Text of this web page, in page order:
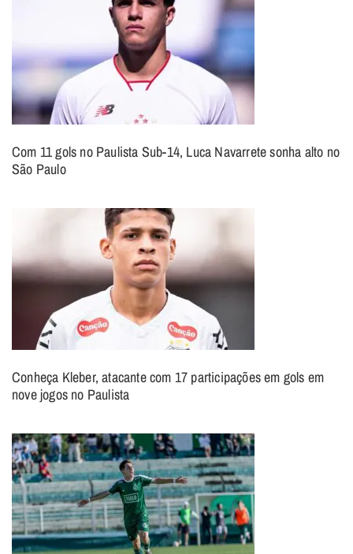
Com 11 gols no Paulista Sub-14, Luca Navarrete sonha alto no
São Paulo
Conheça Kleber, atacante com 17 participações em gols em
nove jogos no Paulista